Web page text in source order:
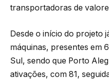
transportadoras de
Desde o início do projeto
máquinas, presentes em
Sul, sendo que Porto
ativações, com 81,